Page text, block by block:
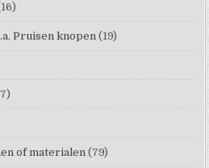
Pruisen knopen (19)
of materialen (79)